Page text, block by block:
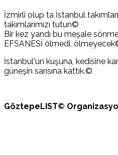
İzmirli olup ta İstanbul
takımlarımızı tutun©
Bir kez yandı bu meşale
EFSANESİ ölmedi,
İstanbul'un kuşuna, kedisine
güneşin sarısına kattık.©
GöztepeLIST©